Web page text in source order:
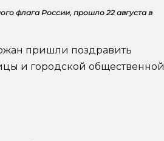
флага России, прошло 22 августа в
пришли поздравить
и городской общественной